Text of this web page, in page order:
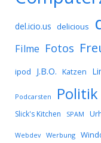
del.icio.us delicious
Filme Fotos
ipod J.B.O. Katzen
Podcarsten Politik
Slick's Kitchen SPAM
Webdev Werbung